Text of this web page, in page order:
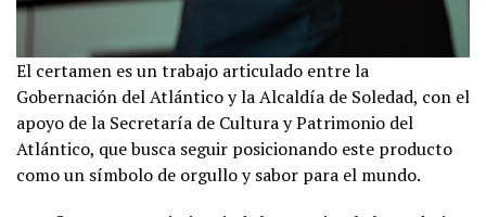
El certamen es un trabajo articulado entre la
Gobernación del Atlántico y la Alcaldía de Soledad, con el
apoyo de la Secretaría de Cultura y Patrimonio del
Atlántico, que busca seguir posicionando este producto
como un símbolo de orgullo y sabor para el mundo.